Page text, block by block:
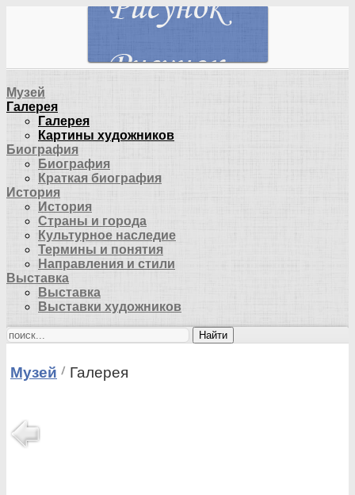
Музей
Галерея
Галерея
Картины художников
Биография
Биография
Краткая биография
История
История
Страны и города
Культурное наследие
Термины и понятия
Направления и стили
Выставка
Выставка
Выставки художников
Найти
Музей Галерея